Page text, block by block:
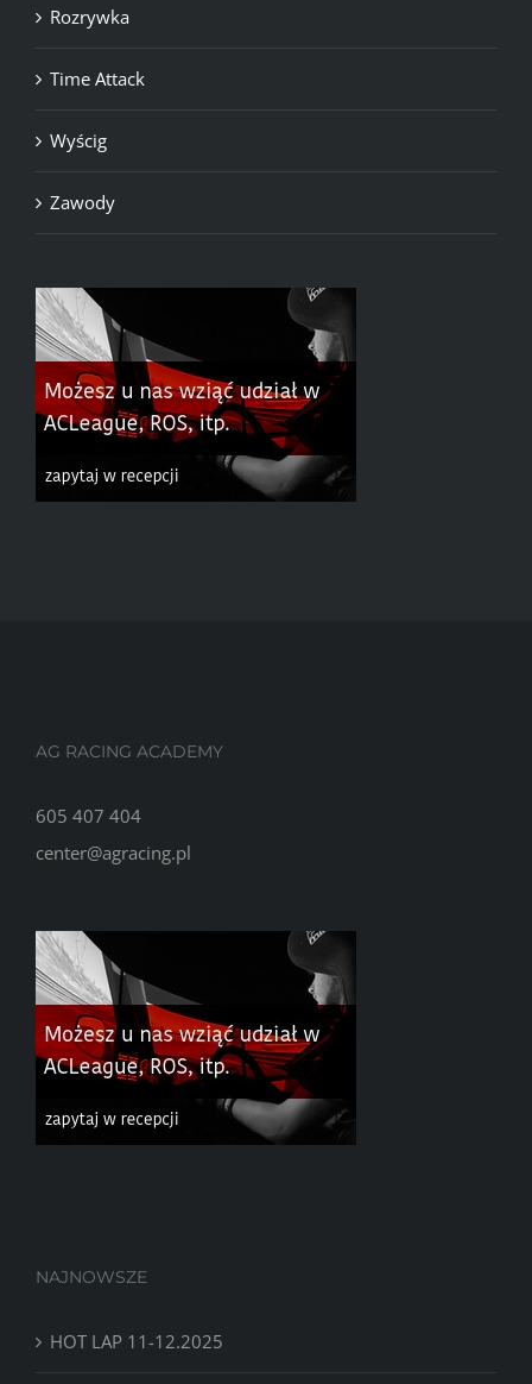
Rozrywka
Time Attack
Wyścig
Zawody
AG RACING ACADEMY
605 407 404
center@agracing.pl
NAJNOWSZE
HOT LAP 11-12.2025